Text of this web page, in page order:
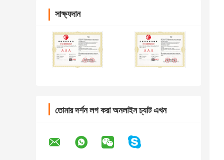
সাক্ষ্যদান
তোমার দর্শন লগ করা অনলাইন চ্যাট এখন